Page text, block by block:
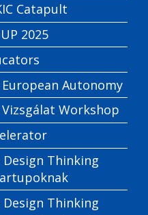
Catapult
2025
Autonomy
Workshop
Design Thinking
Design Thinking